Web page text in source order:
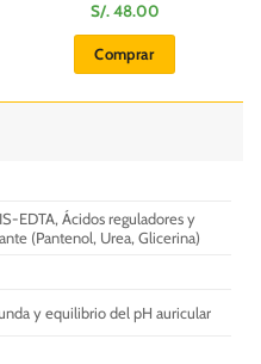
S/.48.00
Comprar
EDTA, Ácidos reguladores y
(Pantenol, Urea, Glicerina)
y equilibrio del pH auricular